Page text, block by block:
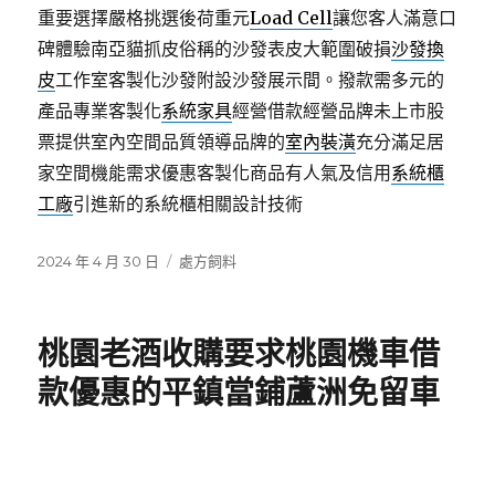
重要選擇嚴格挑選後荷重元Load Cell讓您客人滿意口
碑體驗南亞貓抓皮俗稱的沙發表皮大範圍破損沙發換
皮工作室客製化沙發附設沙發展示間。撥款需多元的
產品專業客製化系統家具經營借款經營品牌未上市股
票提供室內空間品質領導品牌的室內裝潢充分滿足居
家空間機能需求優惠客製化商品有人氣及信用 系統櫃
工廠引進新的系統櫃相關設計技術
發
2024 年 4 月 30 日
分
處方飼料
桃園老酒收購要求桃園機車借
款優惠的平鎮當鋪蘆洲免留車